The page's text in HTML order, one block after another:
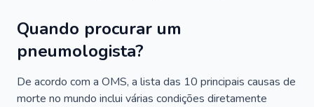
Quando procurar um
pneumologista?
De acordo com a OMS, a lista das 10 principais causas de
morte no mundo inclui várias condições diretamente